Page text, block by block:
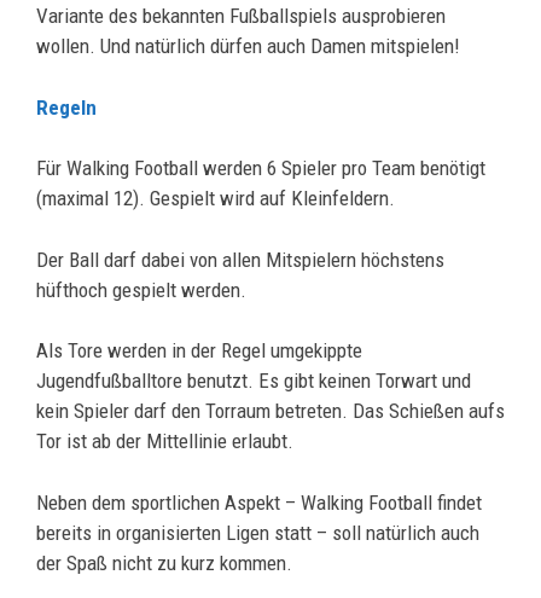
Variante des bekannten Fußballspiels ausprobieren
wollen. Und natürlich dürfen auch Damen mitspielen!
Regeln
Für Walking Football werden 6 Spieler pro Team benötigt
(maximal 12). Gespielt wird auf Kleinfeldern.
Der Ball darf dabei von allen Mitspielern höchstens
hüfthoch gespielt werden.
Als Tore werden in der Regel umgekippte
Jugendfußballtore benutzt. Es gibt keinen Torwart und
kein Spieler darf den Torraum betreten. Das Schießen aufs
Tor ist ab der Mittellinie erlaubt.
Neben dem sportlichen Aspekt – Walking Football findet
bereits in organisierten Ligen statt – soll natürlich auch
der Spaß nicht zu kurz kommen.